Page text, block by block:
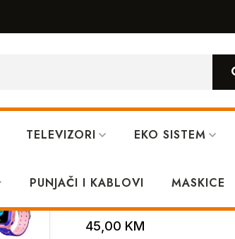
TELEVIZORI EKO SISTEM
PUNJAČI I KABLOVI MASKICE
Dječiji
45,00 KM